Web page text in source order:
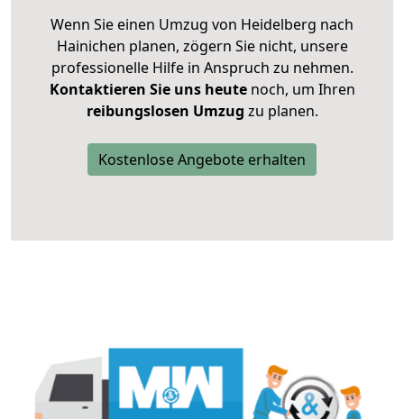
Wenn Sie einen Umzug von Heidelberg nach
Hainichen planen, zögern Sie nicht, unsere
professionelle Hilfe in Anspruch zu nehmen.
Kontaktieren Sie uns heutenoch, um Ihren
reibungslosen Umzug zu planen.
Kostenlose Angebote erhalten